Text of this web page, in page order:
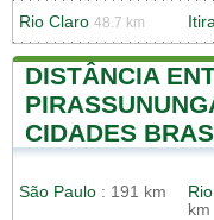
Rio Claro 48.7 km
DISTÂNCIA
CIDADES
São Paulo : 191 km
km